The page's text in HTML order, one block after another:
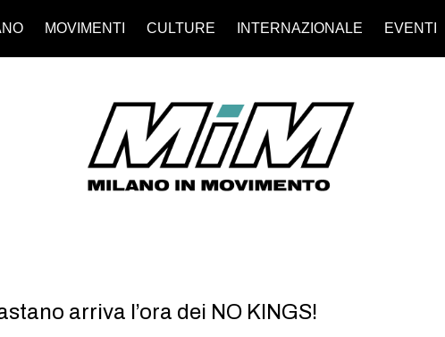
MOVIMENTI CULTURE INTERNAZIONALE EVENTI
arriva l’ora dei NO KINGS!